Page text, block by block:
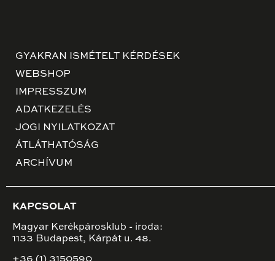
GYAKRAN ISMÉTELT KÉRDÉSEK
WEBSHOP
IMPRESSZUM
ADATKEZELÉS
JOGI NYILATKOZAT
ÁTLÁTHATÓSÁG
ARCHÍVUM
KAPCSOLAT
Magyar Kerékpárosklub - iroda:
1133 Budapest, Kárpát u. 48.